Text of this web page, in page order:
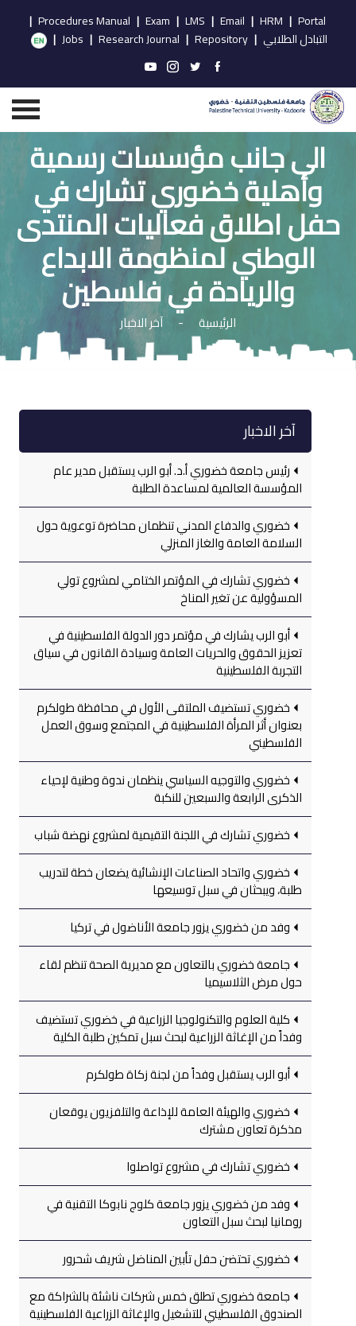
Portal
|
HRM
|
Email
|
LMS
|
Exam
|
Procedures Manual
|
التبادل الطلابي |
Repository
|
Research Journal
|
Jobs
|
الى جانب مؤسسات رسمية
وأهلية خضوري تشارك في
حفل اطلاق فعاليات المنتدى
الوطني لمنظومة الابداع
والريادة في فلسطين
الرئيسية - آخر الاخبار
آخر الاخبار
رئيس جامعة خضوري أ.د. أبو الرب يستقبل مدير عام
المؤسسة العالمية لمساعدة الطلبة
خضوري والدفاع المدني تنظمان محاضرة توعوية حول
السلامة العامة والغاز المنزلي
خضوري تشارك في المؤتمر الختامي لمشروع تولي
المسؤولية عن تغير المناخ
أبو الرب يشارك في مؤتمر دور الدولة الفلسطينية في
تعزيز الحقوق والحريات العامة وسيادة القانون في سياق
التجربة الفلسطينية
خضوري تستضيف الملتقى الأول في محافظة طولكرم
بعنوان أثر المرأة الفلسطينية في المجتمع وسوق العمل
الفلسطيني
خضوري والتوجيه السياسي ينظمان ندوة وطنية لإحياء
الذكرى الرابعة والسبعين للنكبة
خضوري تشارك في اللجنة التقيمية لمشروع نهضة شباب
خضوري واتحاد الصناعات الإنشائية يضعان خطة لتدريب
طلبة، ويبحثان في سبل توسيعها
وفد من خضوري يزور جامعة الأناضول في تركيا
جامعة خضوري بالتعاون مع مديرية الصحة تنظم لقاء
حول مرض الثلاسيميا
كلية العلوم والتكنولوجيا الزراعية في خضوري تستضيف
وفداً من الإغاثة الزراعية لبحث سبل تمكين طلبة الكلية
أبو الرب يستقبل وفداً من لجنة زكاة طولكرم
خضوري والهيئة العامة للإذاعة والتلفزيون يوقعان
مذكرة تعاون مشترك
خضوري تشارك في مشروع تواصلوا
وفد من خضوري يزور جامعة كلوج نابوكا التقنية في
رومانيا لبحث سبل التعاون
خضوري تحتضن حفل تأبين المناضل شريف شحرور
جامعة خضوري تطلق خمس شركات ناشئة بالشراكة مع
الصندوق الفلسطيني للتشغيل والإغاثة الزراعية الفلسطينية